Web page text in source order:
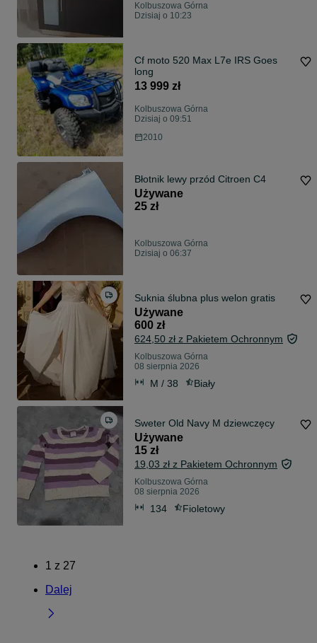
Kolbuszowa Górna
Dzisiaj o 10:23
Cf moto 520 Max L7e IRS Goes
long
13 999 zł
Kolbuszowa Górna
Dzisiaj o 09:51
2010
Błotnik lewy przód Citroen C4
Używane
25 zł
Kolbuszowa Górna
Dzisiaj o 06:37
Suknia ślubna plus welon gratis
Używane
600 zł
624,50 zł z Pakietem Ochronnym
Kolbuszowa Górna
08 sierpnia 2026
M / 38 Biały
Sweter Old Navy M dziewczęcy
Używane
15 zł
19,03 zł z Pakietem Ochronnym
Kolbuszowa Górna
08 sierpnia 2026
134 Fioletowy
1 z 27
Dalej